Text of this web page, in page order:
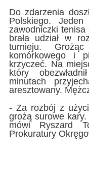
Do zdarzenia
Polskiego.
zawodniczki tenisa
brała udział w
turnieju.
komórkowego i
krzyczeć. Na
który
minutach
aresztowany.
- Za rozbój z
grożą surowe
mówi Ryszard
Prokuratury